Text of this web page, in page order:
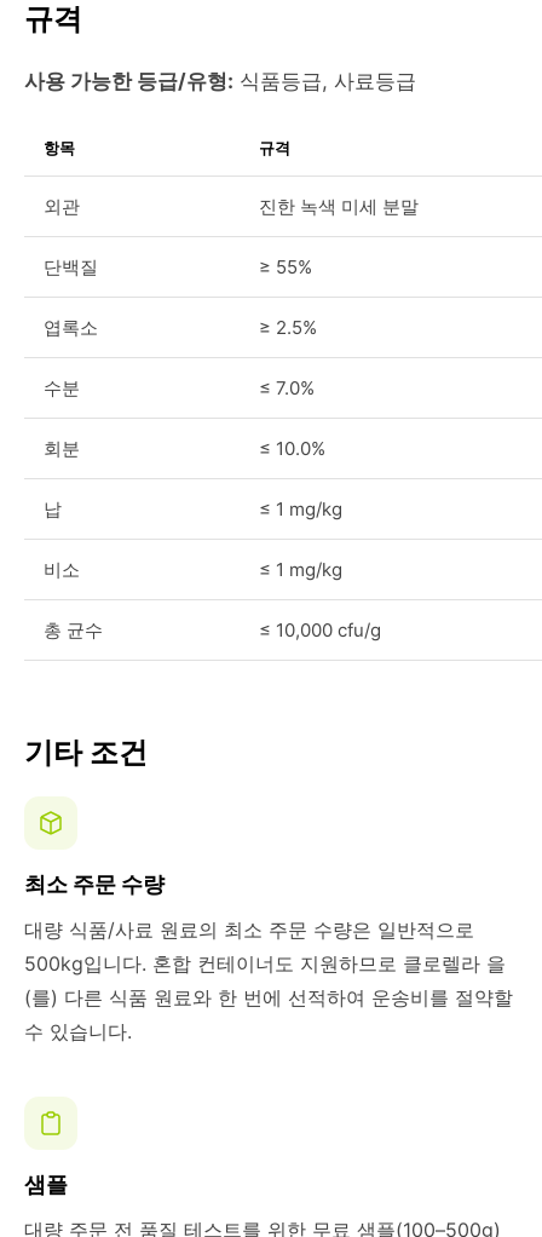
규격
사용 가능한 등급/유형: 식품등급, 사료등급
항목 규격
외관 진한 녹색 미세 분말
단백질 ≥ 55%
엽록소 ≥ 2.5%
수분 ≤ 7.0%
회분 ≤ 10.0%
납 ≤ 1 mg/kg
비소 ≤ 1 mg/kg
총 균수 ≤ 10,000 cfu/g
기타 조건
최소 주문 수량
대량 식품/사료 원료의 최소 주문 수량은 일반적으로
500kg입니다. 혼합 컨테이너도 지원하므로 클로렐라 을
(를) 다른 식품 원료와 한 번에 선적하여 운송비를 절약할
수 있습니다.
샘플
대량 주문 전 품질 테스트를 위한 무료 샘플(100–500g)